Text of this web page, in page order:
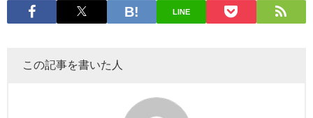
LINE
この記事を書いた人